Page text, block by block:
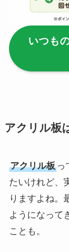
いつも
アクリル板
アクリル板っ
たいけれど、
りますよね。
ようになって
ことも。